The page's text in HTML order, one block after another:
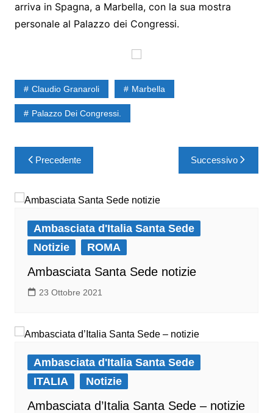
arriva in Spagna, a Marbella, con la sua mostra
personale al Palazzo dei Congressi.
Claudio Granaroli Marbella
Palazzo Dei Congressi.
Precedente Successivo
Ambasciata d'Italia Santa Sede
Notizie
ROMA
Ambasciata Santa Sede notizie
23 Ottobre 2021
Ambasciata d'Italia Santa Sede
ITALIA
Notizie
Ambasciata d’Italia Santa Sede – notizie